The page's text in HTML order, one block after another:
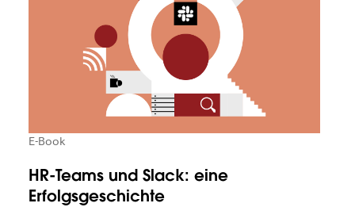
E-Book
HR-Teams und Slack: eine
Erfolgsgeschichte